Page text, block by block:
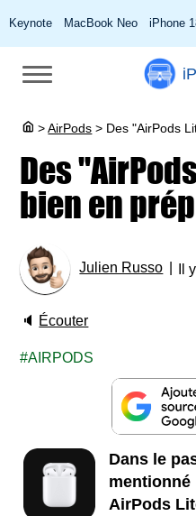
Keynote MacBook Neo iPhone
> AirPods > Des "AirPods
Des
bien en
Julien Russo Il
🔈 Écouter
AIRPODS
Dans le
mentionné
AirPods